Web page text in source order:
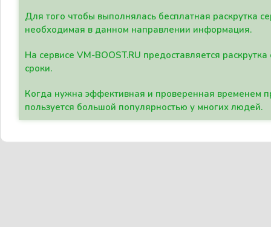
Для того чтобы выполнялась бесплатная раскрутка
необходимая в данном направлении информация.
На сервисе VM-BOOST.RU предоставляется
сроки.
Когда нужна эффективная и проверенная временем
пользуется большой популярностью у многих людей.